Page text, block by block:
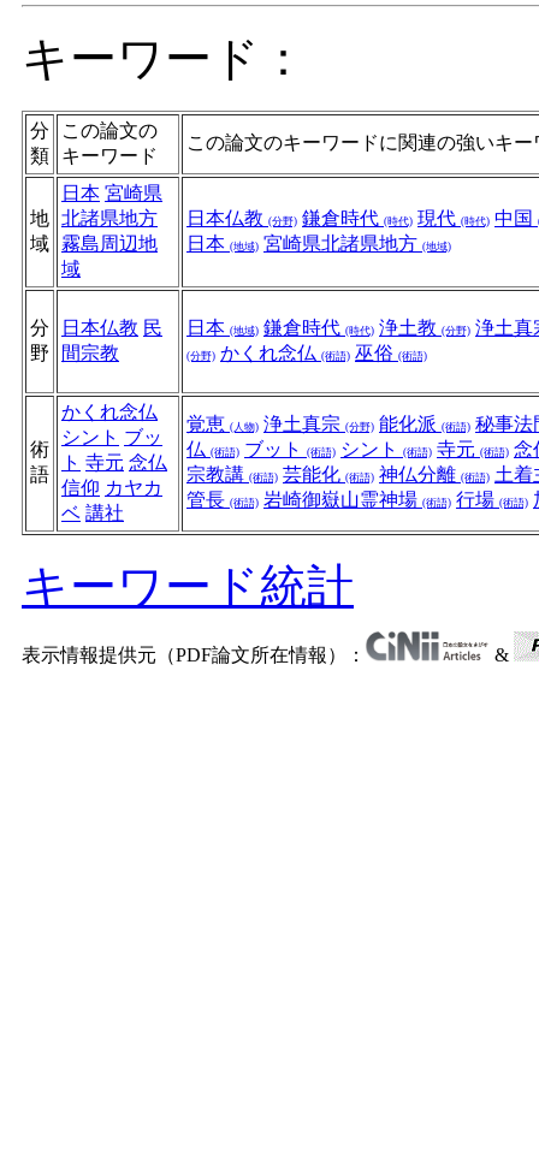
キーワード：
分
類
この論文の
キーワード
この論文のキーワードに関連の強いキー
地
域
日本 宮崎県
北諸県地方
霧島周辺地
域
日本仏教 (分野) 鎌倉時代 (時代) 現代 (時代) 中国
日本 (地域) 宮崎県北諸県地方 (地域)
分
野
日本仏教 民
間宗教
日本 (地域) 鎌倉時代 (時代) 浄土教 (分野) 浄土
(分野) かくれ念仏 (術語) 巫俗 (術語)
術
語
かくれ念仏
シント ブッ
ト 寺元 念仏
信仰 カヤカ
ベ 講社
覚恵 (人物) 浄土真宗 (分野) 能化派 (術語) 秘事
仏 (術語) ブット (術語) シント (術語) 寺元 (術語) 念
宗教講 (術語) 芸能化 (術語) 神仏分離 (術語) 土
管長 (術語) 岩崎御嶽山霊神場 (術語) 行場 (術語)
キーワード統計
表示情報提供元（PDF論文所在情報）： &